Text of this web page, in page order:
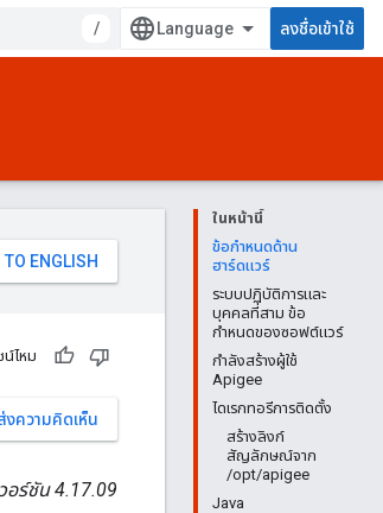
/ ลงชื่อเข้าใช้
ในหน้านี้
ข้อกำหนดด้าน
ฮาร์ดแวร์
ระบบปฏิบัติการและ
บุคคลที่สาม ข้อ
กำหนดของซอฟต์แวร์
กำลังสร้างผู้ใช้
Apigee
ไดเรกทอรีการติดตั้ง
สร้างลิงก์
สัญลักษณ์จาก
/opt/apigee
Java
ไหม
งความคิดเห็น
อร์ชัน 4.17.09